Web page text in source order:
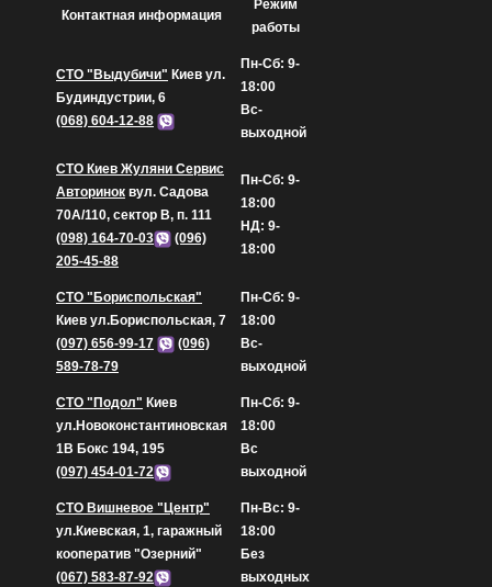
Контактная информация
Режим
работы
СТО "Выдубичи" Киев ул.
Будиндустрии, 6
(068) 604-12-88
Пн-Сб: 9-
18:00
Вс-
выходной
СТО Киев Жуляни Сервис
Авторинок вул. Садова
70А/110, сектор В, п. 111
(098) 164-70-03
(096)
205-45-88
Пн-Сб: 9-
18:00
НД: 9-
18:00
СТО "Бориспольская"
Киев ул.Бориспольская, 7
(097) 656-99-17
(096)
589-78-79
Пн-Сб: 9-
18:00
Вс-
выходной
СТО "Подол" Киев
ул.Новоконстантиновская
1В Бокс 194, 195
(097) 454-01-72
Пн-Сб: 9-
18:00
Вс
выходной
СТО Вишневое "Центр"
ул.Киевская, 1, гаражный
кооператив "Озерний"
(067) 583-87-92
Пн-Вс: 9-
18:00
Без
выходных